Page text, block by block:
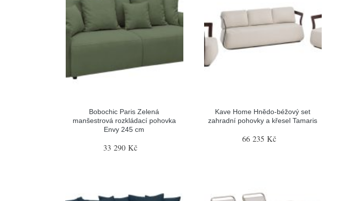
Bobochic Paris Zelená
manšestrová rozkládací pohovka
Envy 245 cm
33 290 Kč
Kave Home Hnědo-béžový set
zahradní pohovky a křesel Tamaris
66 235 Kč